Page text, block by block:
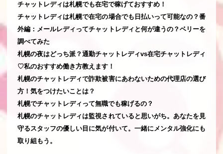
チャットレディは札幌でも在宅で稼げておすすめ！
チャットレディは札幌で在宅の場合でも日払いって可能なの？番
外編：メールレディってチャットレディと何が違うの？ベリーを
調べてみた
札幌の夜はどっち派？通勤チャットレディvs在宅チャットレディ
♡私のおすすめ働き方教えます！
札幌のチャットレディで詐欺被害にあわないための代理店の選び
方！気をつけたいことは？
札幌でチャットレディって無職でも稼げるの？
札幌のチャットレディは監視されていると思いがち。あなたを見
守るスタッフの優しい目に気が付いて。一緒にメンタル強化にも
取り組もう。